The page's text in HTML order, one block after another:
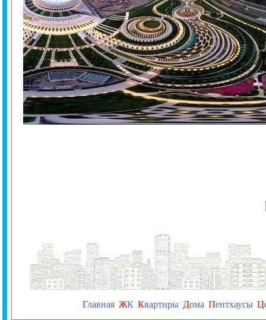
Главная ЖК Квартиры Дома Пентхаусы Ц